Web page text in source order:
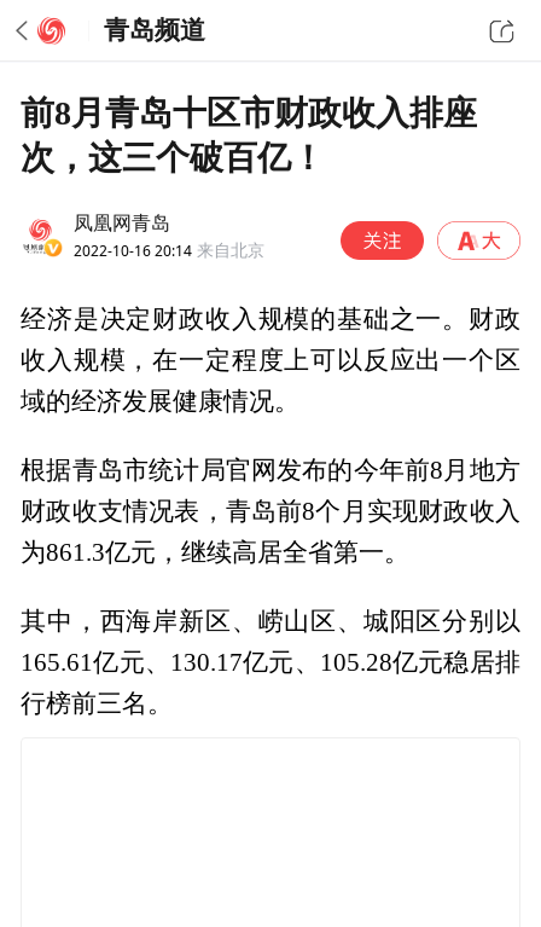
青岛频道
前8月青岛十区市财政收入排座
次，这三个破百亿！
凤凰网青岛
2022-10-16 20:14 来自北京
经济是决定财政收入规模的基础之一。财政
收入规模，在一定程度上可以反应出一个区
域的经济发展健康情况。
根据青岛市统计局官网发布的今年前8月地方
财政收支情况表，青岛前8个月实现财政收入
为861.3亿元，继续高居全省第一。
其中，西海岸新区、崂山区、城阳区分别以
165.61亿元、130.17亿元、105.28亿元稳居排
行榜前三名。